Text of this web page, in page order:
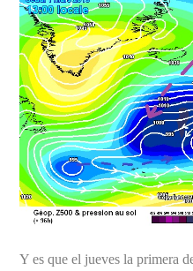
Y es que el jueves la primera